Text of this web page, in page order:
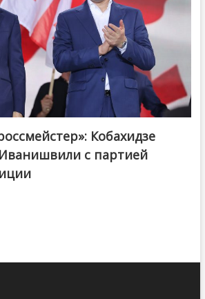
Georgian Dream
Кобахидзе
с партией